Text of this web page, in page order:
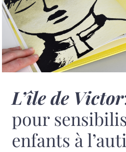
L’île de Victor
pour
enfants à